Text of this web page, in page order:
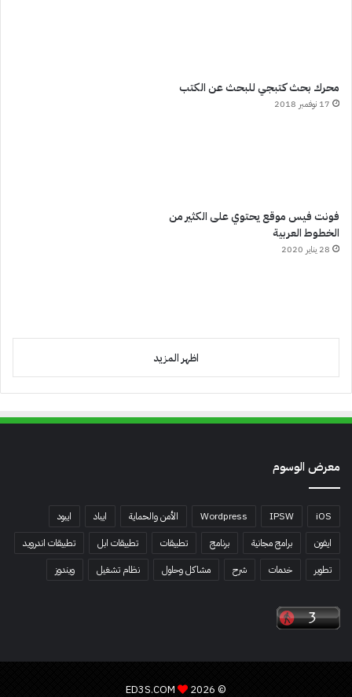
محرك بحث كتبجي للبحث عن الكتب
17 نوفمبر 2018
فونت فيس موقع يحتوي على الكثير من
الخطوط العربية
28 يناير 2020
اظهر المزيد
معرض الوسوم
iOS
IPSW
Wordpress الأمن والحماية ايباد
ايبود
ايفون
برامج مجانية برنامج تطبيقات تطبيقات ابل
تطبيقات اندرويد
تطوير
خدمات شرح مشاكل وحلول نظام تشغيل ويندوز
© 2026